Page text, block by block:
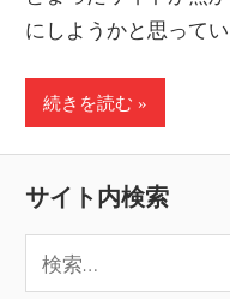
を
界
へ
発
信
にしようかと思ってい
続きを読む
サイト内検索
索: